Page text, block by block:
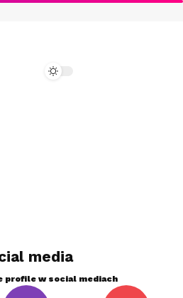
media
profile w social mediach